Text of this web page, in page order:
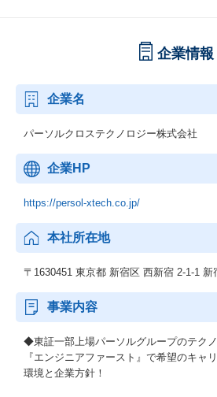
企業情報
企業名
パーソルクロステクノロジー株式会社
企業HP
https://persol-xtech.co.jp/
本社所在地
〒1630451 東京都 新宿区 西新宿 2-1-1
事業内容
◆東証一部上場パーソルグループのテクノ
『エンジニアファースト』で希望のキャ
環境と企業方針！